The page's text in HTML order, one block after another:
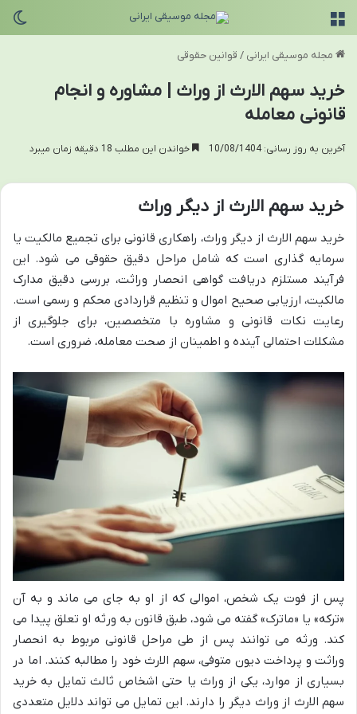
مجله موسیقی ایرانی / قوانین حقوقی
خرید سهم الارث از وراث | مشاوره و انجام
قانونی معامله
آخرین به روز رسانی: 10/08/1404 خواندن این مطلب 18 دقیقه زمان میبرد
خرید سهم الارث از دیگر وراث
خرید سهم الارث از دیگر وراث، راهکاری قانونی برای تجمیع مالکیت یا
سرمایه گذاری است که شامل مراحل دقیق حقوقی می شود. این
فرآیند مستلزم دریافت گواهی انحصار وراثت، بررسی دقیق مدارک
مالکیت، ارزیابی صحیح اموال و تنظیم قراردادی محکم و رسمی است.
رعایت نکات قانونی و مشاوره با متخصصین، برای جلوگیری از
مشکلات احتمالی آینده و اطمینان از صحت معامله، ضروری است.
پس از فوت یک شخص، اموالی که از او به جای می ماند و به آن
«ترکه» یا «ماترک» گفته می شود، طبق قانون به ورثه او تعلق پیدا می
کند. ورثه می توانند پس از طی مراحل قانونی مربوط به انحصار
وراثت و پرداخت دیون متوفی، سهم الارث خود را مطالبه کنند. اما در
بسیاری از موارد، یکی از وراث یا حتی اشخاص ثالث تمایل به خرید
سهم الارث از وراث دیگر را دارند. این تمایل می تواند دلایل متعددی